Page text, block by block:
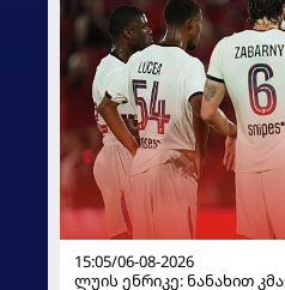
15:05/06-08-2026
ლუის ენრიკე: ნანახით